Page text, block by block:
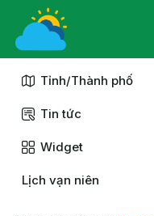
Chuyển
nội
Tỉnh/Thành phố
Tin tức
Widget
Lịch vạn niên